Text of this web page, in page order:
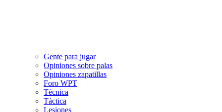
Gente para jugar
Opiniones sobre palas
Opiniones zapatillas
Foro WPT
Técnica
Táctica
Lesiones